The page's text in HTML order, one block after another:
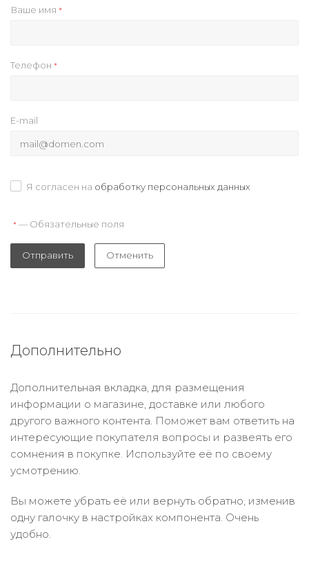
Ваше имя *
Телефон *
E-mail
Я согласен на обработку персональных данных
* — Обязательные поля
Отправить Отменить
Дополнительно
Дополнительная вкладка, для размещения
информации о магазине, доставке или любого
другого важного контента. Поможет вам ответить на
интересующие покупателя вопросы и развеять его
сомнения в покупке. Используйте её по своему
усмотрению.
Вы можете убрать её или вернуть обратно, изменив
одну галочку в настройках компонента. Очень
удобно.